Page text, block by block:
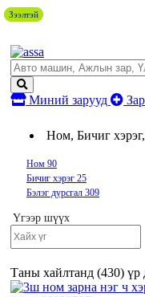
Миний зарууд
Ном, Бичиг
Ном 90
Бичиг хэрэг 25
Бэлэг дурсгал 309
Үгээр шүүх
Таны хайлтанд (430) үр
Зээлтэй
Зээлтэй